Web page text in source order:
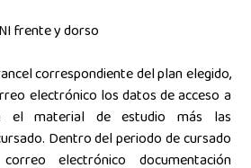
frente y dorso
correspondiente del plan elegido,
electrónico los datos de acceso a
el material de estudio más las
Dentro del periodo de cursado
electrónico documentación